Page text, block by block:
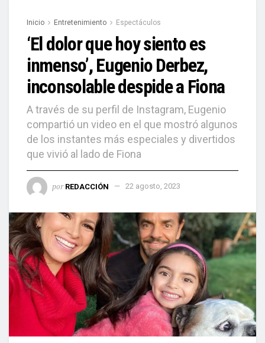
Inicio Entretenimiento Espectáculos
‘El dolor que hoy siento es
inmenso’, Eugenio Derbez,
inconsolable despide a Fiona
A través de su perfil de Instagram, Eugenio
compartió un video en el que mostró algunos
de los instantes más especiales y divertidos
que vivió al lado de Fiona
por REDACCIÓN 22 agosto, 2023